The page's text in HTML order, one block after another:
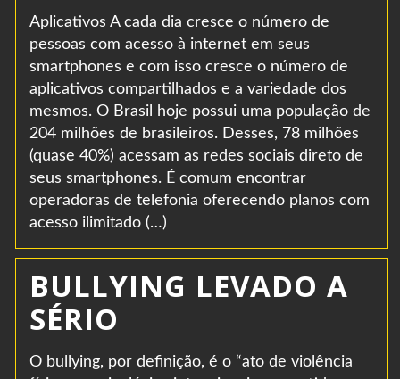
Aplicativos A cada dia cresce o número de
pessoas com acesso à internet em seus
smartphones e com isso cresce o número de
aplicativos compartilhados e a variedade dos
mesmos. O Brasil hoje possui uma população de
204 milhões de brasileiros. Desses, 78 milhões
(quase 40%) acessam as redes sociais direto de
seus smartphones. É comum encontrar
operadoras de telefonia oferecendo planos com
acesso ilimitado (…)
BULLYING LEVADO A
SÉRIO
O bullying, por definição, é o “ato de violência